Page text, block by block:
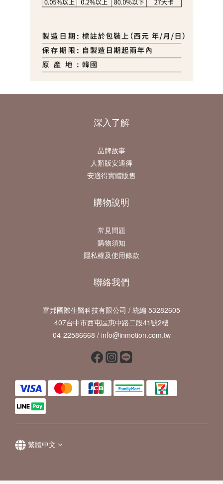
深入了解
品牌故事
人類版安適得
安適得實體販售
購物說明
常見問題
購物須知
隱私權及使用條款
聯絡我們
富邦國際生醫科技有限公司 / 統編 53282605
407台中市西屯區惠中路二段41號2樓
04-22586668 / info@inmotion.com.tw
繁體中文